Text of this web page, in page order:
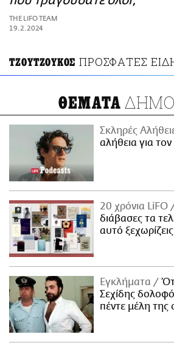
ΑΜΠΑ
PRINT
THE LIFO TEAM
19.2.2024
ΤΖΟΥΤΖΟΥΚΟΣ ΠΡΟΣΦΑΤΕΣ
ΘΕΜΑΤΑ
Σκληρές
αλήθεια για
20 χρόνια LiFO
διάβασες τα
αυτό ξεχωρίζεις
Εγκλήματα
Σεχίδης
πέντε μέλη της